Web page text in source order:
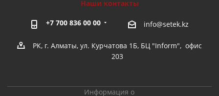
Наши контакты
+7 700 836 00 00 info@setek.kz
РК, г. Алматы, ул. Курчатова 1Б, БЦ "Inform", офис
203
Информация о